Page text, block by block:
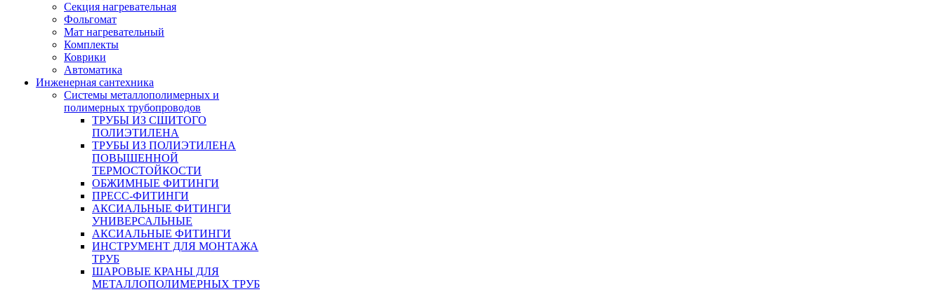
Секция нагревательная
Фольгомат
Мат нагревательный
Комплекты
Коврики
Автоматика
Инженерная сантехника
Системы металлополимерных и
полимерных трубопроводов
ТРУБЫ ИЗ СШИТОГО
ПОЛИЭТИЛЕНА
ТРУБЫ ИЗ ПОЛИЭТИЛЕНА
ПОВЫШЕННОЙ
ТЕРМОСТОЙКОСТИ
ОБЖИМНЫЕ ФИТИНГИ
ПРЕСС-ФИТИНГИ
АКСИАЛЬНЫЕ ФИТИНГИ
УНИВЕРСАЛЬНЫЕ
АКСИАЛЬНЫЕ ФИТИНГИ
ИНСТРУМЕНТ ДЛЯ МОНТАЖА
ТРУБ
ШАРОВЫЕ КРАНЫ ДЛЯ
МЕТАЛЛОПОЛИМЕРНЫХ ТРУБ